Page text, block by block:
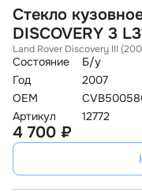
Стекло
DISCOVERY 3
Land Rover Discovery III
Состояние
Б/у
Год
2007
OEM
Артикул
12772
4 700 ₽